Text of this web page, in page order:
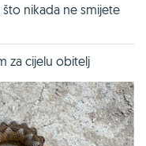
nikada ne smijete
za cijelu obitelj